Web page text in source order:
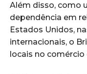
Além disso, como
dependência em
Estados Unidos,
internacionais, o
locais no